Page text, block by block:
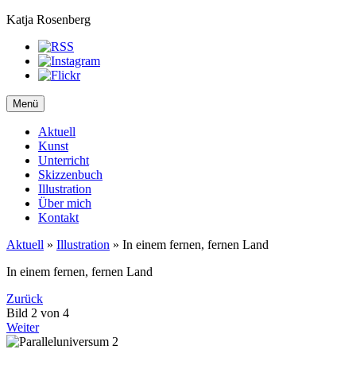
Katja Rosenberg
Menü
Aktuell
Kunst
Unterricht
Skizzenbuch
Illustration
Über mich
Kontakt
Aktuell » Illustration » In einem fernen, fernen Land
In einem fernen, fernen Land
Zurück
Bild 2 von 4
Weiter